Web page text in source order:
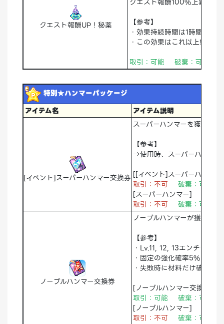
クエスト報酬UP！秘薬
【参考】
・効果持続時間は1時間
・この効果はこれ以上重複し
取引：可能 破棄：可能
特別★ハンマーパッケージ
アイテム名
アイテム説明
[イベント]スーパーハンマー交換券
スーパーハンマーを獲得で
【参考】
→使用時、スーパーハンマー
[[イベント]スーパーハンマ
取引：不可
破棄：可能
[スーパーハンマー]
取引：不可
破棄：可能
ノーブルハンマー交換券
ノーブルハンマーが獲得で
【参考】
・Lv.11, 12, 13エンチャント
・固定の強化確率5%
・失敗時に材料だけ破壊
[ノーブルハンマー交換券]
取引：可能 破棄：可能
[ノーブルハンマー]
取引：不可
破棄：可能